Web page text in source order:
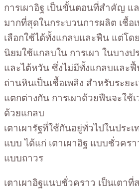
การเผาอิฐ เป็นขั้นตอนที่สำคัญ แ
มากที่สุดในกระบวนการผลิต เชื้อ
เลือกใช้ได้ทั้งแกลบและฟืน แต่โ
นิยมใช้แกลบใน การเผา ในบางป
และไต้หวัน ซึ่งไม่มีทั้งแกลบและฟื้
ถ่านหินเป็นเชื้อเพลิง สำหรับระยะ
แตกต่างกัน การเผาด้วยฟืนจะใช้
ด้วยแกลบ
เตาเผารัฐที่ใช้กันอยู่ทั่วไปในประ
แบบ ได้แก่ เตาเผาอิฐ แบบชั่วครา
แบบถาวร
เตาเผาอิฐแนบชั่วคราว เป็นเตา